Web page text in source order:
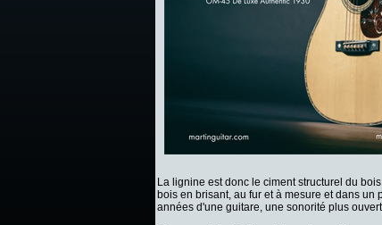
La lignine est donc le ciment structurel du
bois en brisant, au fur et à mesure et dans
années d'une guitare, une sonorité plus